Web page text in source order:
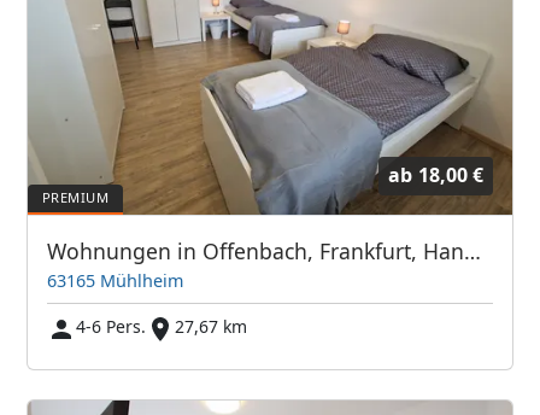
ab 18,00 €
Wohnungen in Offenbach, Frankfurt, Hanau, Eschborn und Umgebung
63165 Mühlheim
4-6 Pers.
27,67 km